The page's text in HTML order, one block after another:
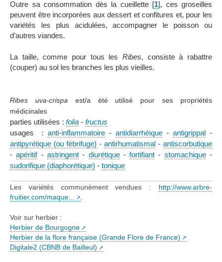
Outre sa consommation dès la cueillette[1], ces groseilles
peuvent être incorporées aux dessert et confitures et, pour les
variétés les plus acidulées, accompagner le poisson ou
d’autres viandes.
La taille, comme pour tous les Ribes, consiste à rabattre
(couper) au sol les branches les plus vieilles.
Ribes uva-crispa est/a été utilisé pour ses propriétés
médicinales
parties utilisées : folia - fructus
usages : anti-inflammatoire - antidiarrhéique - antigrippal
-
antipyrétique (ou fébrifuge) - antirhumatismal - antiscorbutique
-apéritif- astringent- diurétique-fortifiant - stomachique-
sudorifique (diaphorétique) - tonique
Les variétés communément vendues :
http://www.arbre-
fruitier.com/maque...
.
Voir sur herbier :
Herbier de Bourgogne
Herbier de la flore française (Grande Flore de France)
Digitale2 (CBNB de Bailleul)